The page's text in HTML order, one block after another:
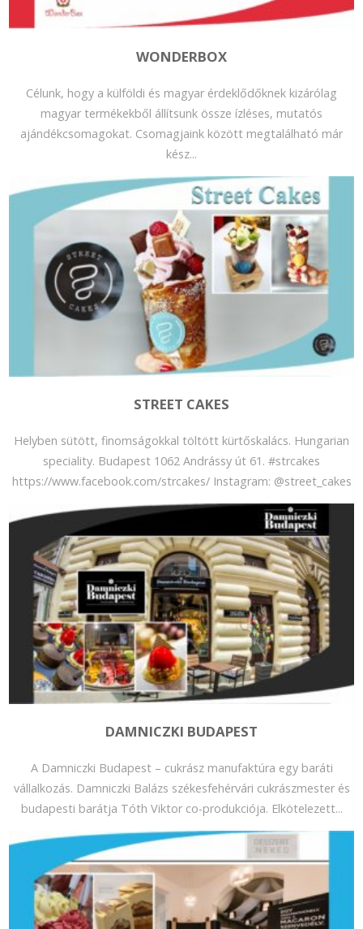
WONDERBOX
Célunk, hogy a külföldi és magyar érdeklődőknek kizárólag
magyar termékekből állítsunk össze ízléses, mutatós
ajándékcsomagokat. Csomagjaink között megtalálható már
kész...
STREET CAKES
Helyben sütött, finomságokkal töltött kürtőskalács. Hungarian
speciality. Budapest 1062 Andrássy út 61. #strcakes
https://www.facebook.com/strcakes/ Instagram: @street_cakes
DAMNICZKI BUDAPEST
A Damniczki Budapest – cukrász manufaktúra egy baráti
vállalkozás. Damniczki Balázs székesfehérvári cukrászmester és
budapesti barátja Tóth Viktor co-produkciója. Elkötelezett...